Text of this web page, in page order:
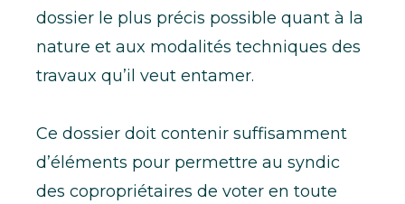
dossier le plus précis possible quant à la
nature et aux modalités techniques des
travaux qu’il veut entamer.
Ce dossier doit contenir suffisamment
d’éléments pour permettre au syndic
des copropriétaires de voter en toute